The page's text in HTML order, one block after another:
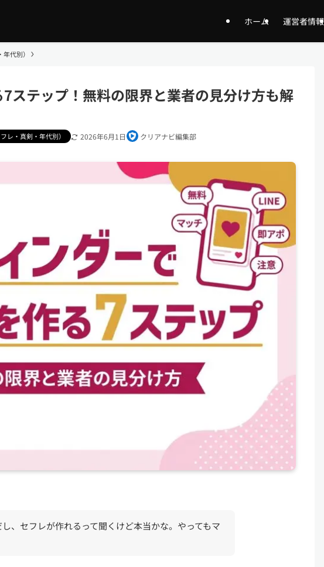
ホーム 運営者情報
代別）
ステップ！無料の限界と業者の見分け方も解
レ・真剣・年代別） 2026年6月1日 クリアナビ編集部
、セフレが作れるって聞くけど本当かな。やってもマ